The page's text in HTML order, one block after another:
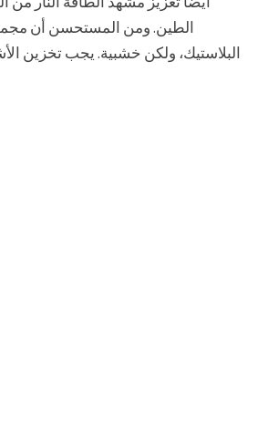
الطين. ومن المستحسن أن
البلاستيك، ولكن خشبية. يجب تخزين